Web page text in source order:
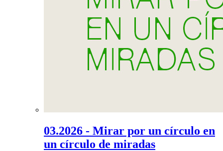
03.2026 - Mirar por un círculo en
un círculo de miradas